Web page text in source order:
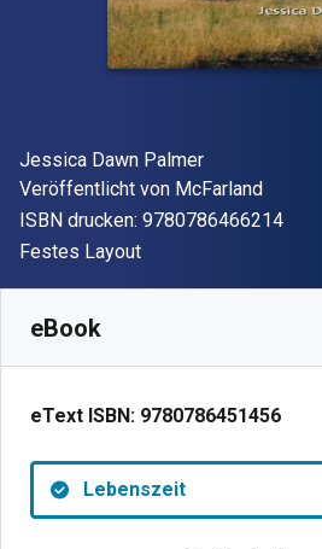
Autor(en)
Jessica Dawn Palmer
Verleger
Veröffentlicht von McFarland
ISBN drucken: 9780786466214
Format
Festes Layout
eBook
eText ISBN: 9780786451456
Lebenszeit